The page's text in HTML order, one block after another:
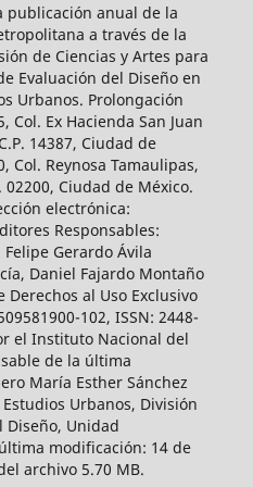
publicación anual de la
a través de la
de Ciencias y Artes para
Evaluación del Diseño en
Urbanos. Prolongación
Col. Ex Hacienda San Juan
14387, Ciudad de
Col. Reynosa Tamaulipas,
02200, Ciudad de México.
electrónica:
Responsables:
Gerardo Ávila
Daniel Fajardo Montaño
Derechos al Uso Exclusivo
102, ISSN: 2448-
el Instituto Nacional del
de la última
María Esther Sánchez
Urbanos, División
Diseño, Unidad
modificación: 14 de
archivo 5.70 MB.